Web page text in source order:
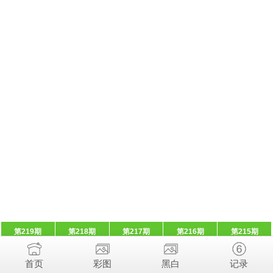
第219期 第218期 第217期 第216期 第215期
首页 彩图 黑白 记录